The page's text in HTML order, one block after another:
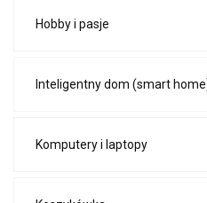
Hobby i pasje
Inteligentny dom (smart
Komputery i laptopy